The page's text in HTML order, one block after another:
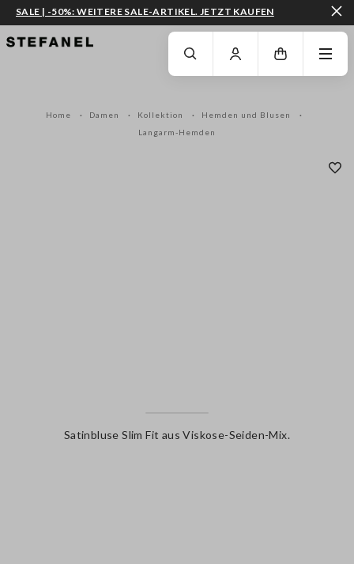
ZUM HAUPTINHALT SPRINGEN GEHEN SIE ZUM ENDE DER SEITE
SALE | -50%: WEITERE SALE-ARTIKEL. JETZT KAUFEN
Home Damen Kollektion
Hemden und Blusen
Langarm-Hemden
Satinbluse Slim Fit aus Viskose-Seiden-Mix.